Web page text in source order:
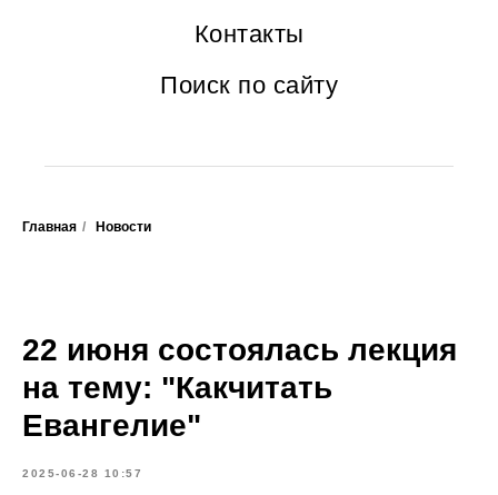
Контакты
Поиск по сайту
Главная / Новости
22 июня состоялась лекция
на тему: "Какчитать
Евангелие"
2025-06-28 10:57